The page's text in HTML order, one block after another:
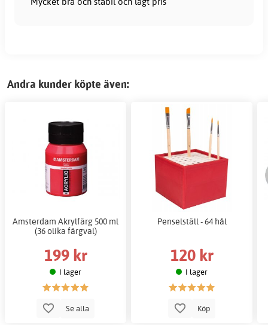
Andra kunder köpte även:
Amsterdam Akrylfärg 500 ml
(36 olika färgval)
199 kr
I lager
Se alla
Penselställ - 64 hål
120 kr
I lager
Köp